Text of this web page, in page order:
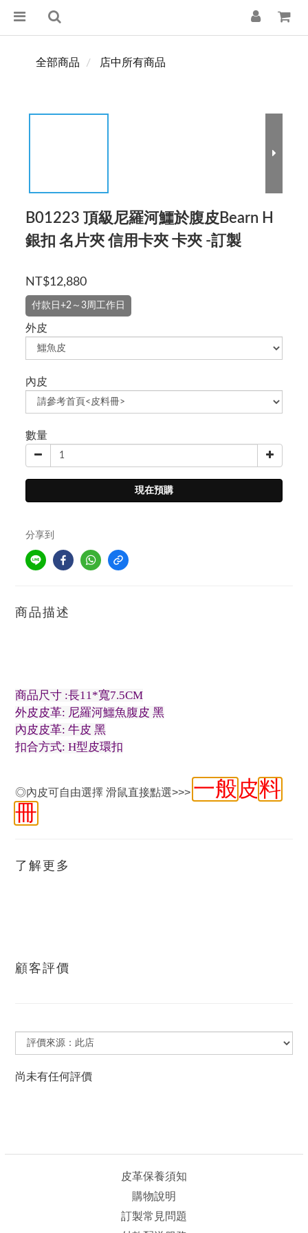
全部商品 店中所有商品
B01223 頂級尼羅河鱷於腹皮Bearn H
銀扣 名片夾 信用卡夾 卡夾 -訂製
NT$12,880
付款日+2～3周工作日
外皮
內皮
數量
現在預購
分享到
商品描述
商品尺寸 :長11*寬7.5CM
外皮皮革: 尼羅河鱷魚腹皮 黑
內皮皮革: 牛皮 黑
扣合方式: H型皮環扣
◎內皮可自由選擇 滑鼠直接點選>>> 一般皮料
冊
了解更多
顧客評價
尚未有任何評價
皮革保養須知
購物說明
訂製常見問題